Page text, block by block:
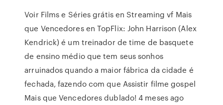
Voir Films e Séries grátis en Streaming vf Mais
que Vencedores en TopFlix: John Harrison (Alex
Kendrick) é um treinador de time de basquete
de ensino médio que tem seus sonhos
arruinados quando a maior fábrica da cidade é
fechada, fazendo com que Assistir filme gospel
Mais que Vencedores dublado! 4 meses ago